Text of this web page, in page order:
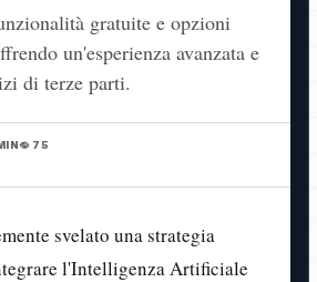
gratuite e opzioni
un'esperienza avanzata e
di terze parti.
👁️ 75
svelato una strategia
l'Intelligenza Artificiale